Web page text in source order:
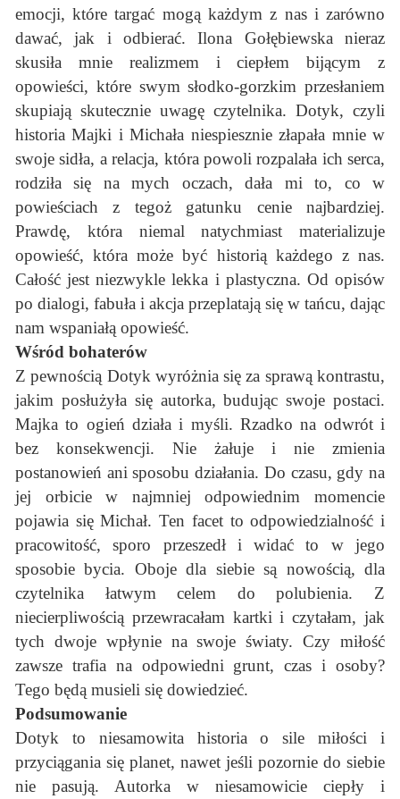
emocji, które targać mogą każdym z nas i zarówno
dawać, jak i odbierać. Ilona Gołębiewska nieraz
skusiła mnie realizmem i ciepłem bijącym z
opowieści, które swym słodko-gorzkim przesłaniem
skupiają skutecznie uwagę czytelnika. Dotyk, czyli
historia Majki i Michała niespiesznie złapała mnie w
swoje sidła, a relacja, która powoli rozpalała ich serca,
rodziła się na mych oczach, dała mi to, co w
powieściach z tegoż gatunku cenie najbardziej.
Prawdę, która niemal natychmiast materializuje
opowieść, która może być historią każdego z nas.
Całość jest niezwykle lekka i plastyczna. Od opisów
po dialogi, fabuła i akcja przeplatają się w tańcu, dając
nam wspaniałą opowieść.
Wśród bohaterów
Z pewnością Dotyk wyróżnia się za sprawą kontrastu,
jakim posłużyła się autorka, budując swoje postaci.
Majka to ogień działa i myśli. Rzadko na odwrót i
bez konsekwencji. Nie żałuje i nie zmienia
postanowień ani sposobu działania. Do czasu, gdy na
jej orbicie w najmniej odpowiednim momencie
pojawia się Michał. Ten facet to odpowiedzialność i
pracowitość, sporo przeszedł i widać to w jego
sposobie bycia. Oboje dla siebie są nowością, dla
czytelnika łatwym celem do polubienia. Z
niecierpliwością przewracałam kartki i czytałam, jak
tych dwoje wpłynie na swoje światy. Czy miłość
zawsze trafia na odpowiedni grunt, czas i osoby?
Tego będą musieli się dowiedzieć.
Podsumowanie
Dotyk to niesamowita historia o sile miłości i
przyciągania się planet, nawet jeśli pozornie do siebie
nie pasują. Autorka w niesamowicie ciepły i